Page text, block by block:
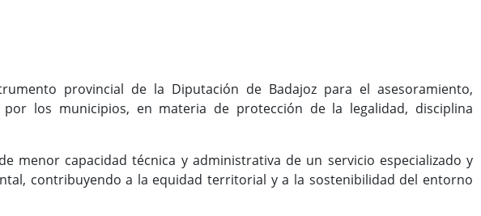
provincial de la Diputación de Badajoz para el asesoramiento,
los municipios, en materia de protección de la legalidad, disciplina
menor capacidad técnica y administrativa de un servicio especializado y
contribuyendo a la equidad territorial y a la sostenibilidad del entorno